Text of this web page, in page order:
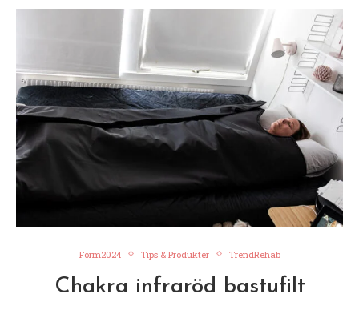
Form2024 Tips & Produkter TrendRehab
Chakra infraröd bastufilt